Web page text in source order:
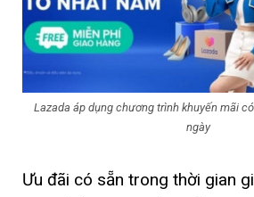
Lazada áp dụng chương trình khuyến mãi
ngày
Ưu đãi có sẵn trong thời gian